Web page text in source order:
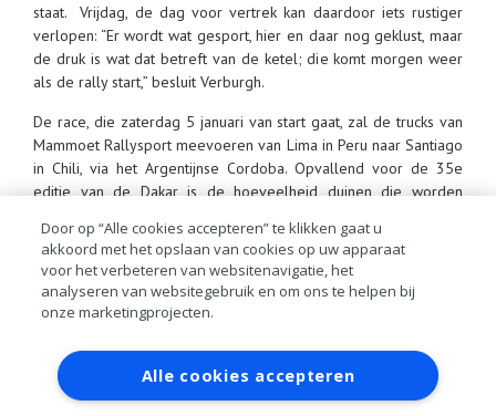
staat. Vrijdag, de dag voor vertrek kan daardoor iets rustiger
verlopen: “Er wordt wat gesport, hier en daar nog geklust, maar
de druk is wat dat betreft van de ketel; die komt morgen weer
als de rally start,” besluit Verburgh.
De race, die zaterdag 5 januari van start gaat, zal de trucks van
Mammoet Rallysport meevoeren van Lima in Peru naar Santiago
in Chili, via het Argentijnse Cordoba. Opvallend voor de 35e
editie van de Dakar is de hoeveelheid duinen die worden
de kust van de Grote Oceaan.
De eerste etappe zal vanuit hoofdstad Lima naar Pisco voeren.
Het betreft een mini-proef van 13 kilometer om de snellere
teams van de tragere te onderscheiden. Om de snelheid te
kunnen bepalen, gaat het om een eenvoudige route. Hier liggen
de kansen om de tweede etappe voorin te kunnen beginnen…
Contact Account aanvragen
Inloggen
RAI bestanden
Privacy
Algemene
voorwaarden
Door op “Alle cookies accepteren” te klikken gaat u
akkoord met het opslaan van cookies op uw apparaat
voor het verbeteren van websitenavigatie, het
analyseren van websitegebruik en om ons te helpen bij
onze marketingprojecten.
Alle cookies accepteren